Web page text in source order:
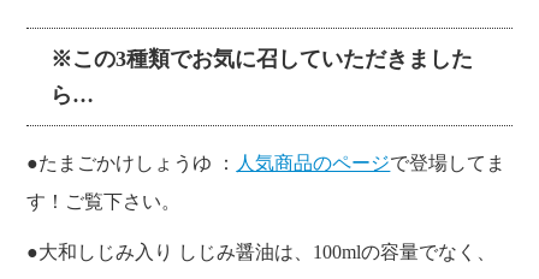
※この3種類でお気に召していただきました
ら…
●たまごかけしょうゆ ： 人気商品のページで登場してま
す！ご覧下さい。
●大和しじみ入り しじみ醤油は、100mlの容量でなく、